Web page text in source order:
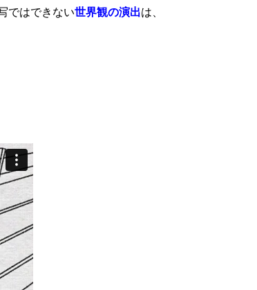
ではできない世界観の演出は、